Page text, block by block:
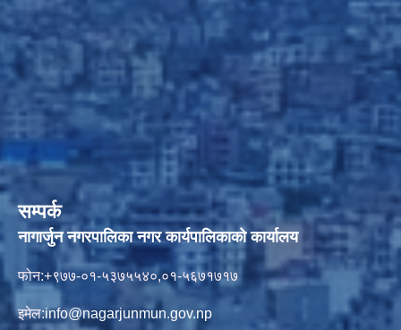
सम्पर्क
नागार्जुन नगरपालिका नगर कार्यपालिकाको कार्यालय
फोन:+९७७-०१-५३७५५४०,०१-५६७१७१७
इमेल:info@nagarjunmun.gov.np